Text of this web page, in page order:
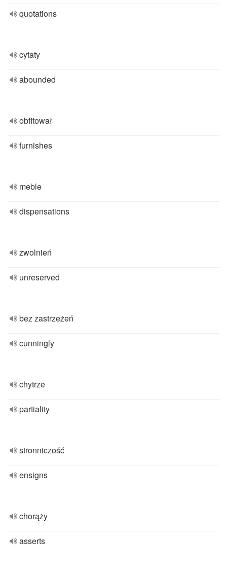
quotations
cytaty
abounded
obfitował
furnishes
meble
dispensations
zwolnień
unreserved
bez zastrzeżeń
cunningly
chytrze
partiality
stronniczość
ensigns
chorąży
asserts